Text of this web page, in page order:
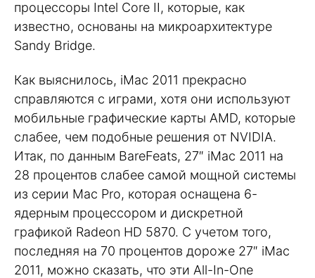
процессоры Intel Core II, которые, как
известно, основаны на микроархитектуре
Sandy Bridge.
Как выяснилось, iMac 2011 прекрасно
справляются с играми, хотя они используют
мобильные графические карты AMD, которые
слабее, чем подобные решения от NVIDIA.
Итак, по данным BareFeats, 27″ iMac 2011 на
28 процентов слабее самой мощной системы
из серии Mac Pro, которая оснащена 6-
ядерным процессором и дискретной
графикой Radeon HD 5870. С учетом того,
последняя на 70 процентов дороже 27″ iMac
2011, можно сказать, что эти All-In-One